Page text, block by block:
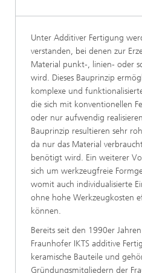
Unter Additiver Fertigung
verstanden, bei denen zur
Material punkt-, linien- oder
wird. Dieses Bauprinzip
komplexe und
die sich mit konventionellen
oder nur aufwendig
Bauprinzip resultieren sehr
da nur das Material
benötigt wird. Ein weiterer
sich um werkzeugfreie
womit auch individualisierte
ohne hohe Werkzeugkosten
können.
Bereits seit den 1990er
Fraunhofer IKTS additive
keramische Bauteile und
Gründungsmitgliedern der